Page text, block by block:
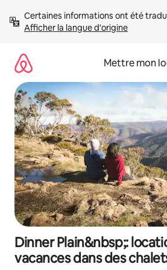
directement
Afficher la langue d'origine
Mettre mon
Dinner Plain&nbsp;:
vacances dans des